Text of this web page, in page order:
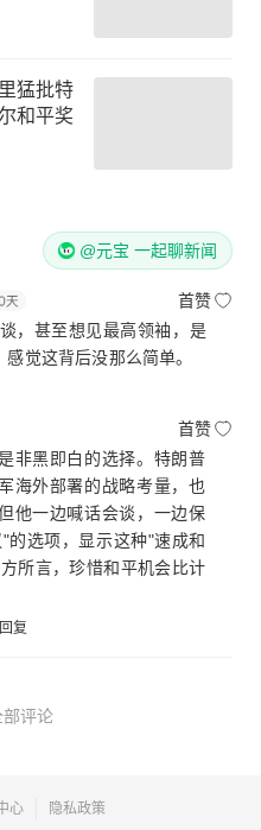
猛批特
和平奖
@元宝 一起聊新闻
首赞
，甚至想见最高领袖，是
觉这背后没那么简单。
首赞
非黑即白的选择。特朗普
海外部署的战略考量，也
他一边喊话会谈，一边保
的选项，显示这种"速成和
所言，珍惜和平机会比计
回复
部评论
心 隐私政策